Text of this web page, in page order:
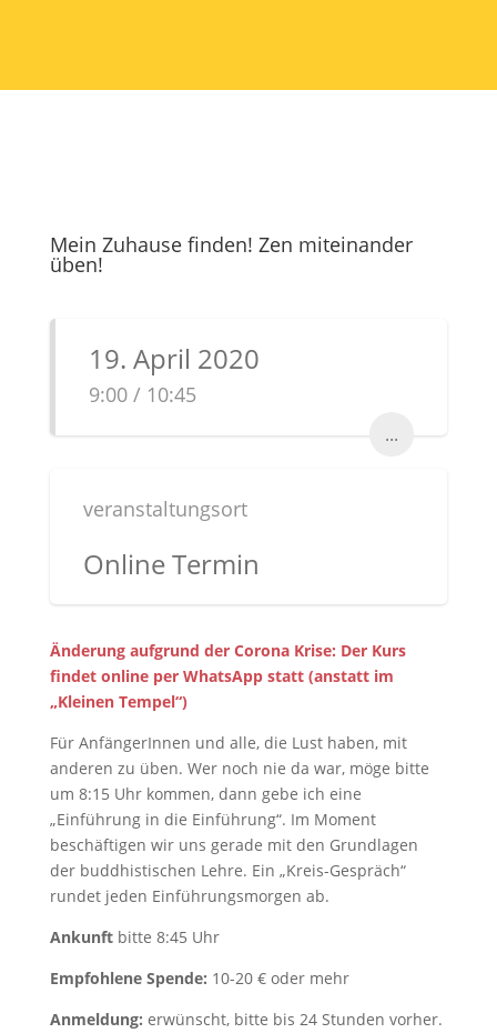
Mein Zuhause finden! Zen miteinander
üben!
19. April 2020
9:00 / 10:45
...
veranstaltungsort
Online Termin
Änderung aufgrund der Corona Krise: Der Kurs
findet online per WhatsApp statt (anstatt im
„Kleinen Tempel“)
Für AnfängerInnen und alle, die Lust haben, mit
anderen zu üben. Wer noch nie da war, möge bitte
um 8:15 Uhr kommen, dann gebe ich eine
„Einführung in die Einführung“. Im Moment
beschäftigen wir uns gerade mit den Grundlagen
der buddhistischen Lehre. Ein „Kreis-Gespräch“
rundet jeden Einführungsmorgen ab.
Ankunftbitte 8:45 Uhr
Empfohlene Spende: 10-20 € oder mehr
Anmeldung: erwünscht, bitte bis 24 Stunden vorher.